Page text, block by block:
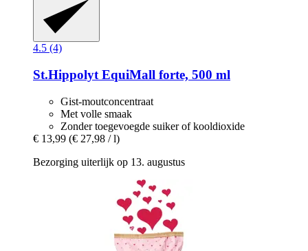
4.5 (4)
St.Hippolyt EquiMall forte, 500 ml
Gist-moutconcentraat
Met volle smaak
Zonder toegevoegde suiker of kooldioxide
€ 13,99 (€ 27,98 / l)
Bezorging uiterlijk op 13. augustus